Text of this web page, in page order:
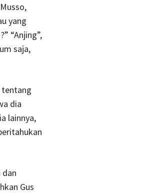
yang
“Anjing”,
saja,
tentang
dia
lainnya,
dan
Gus